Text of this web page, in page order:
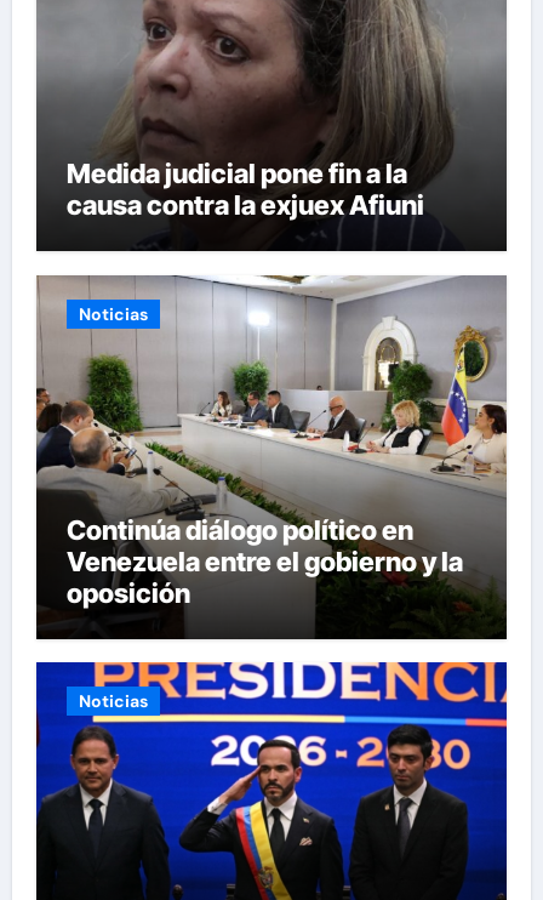
Medida judicial pone fin a la
causa contra la exjuex Afiuni
Noticias
Continúa diálogo político en
Venezuela entre el gobierno y la
oposición
Noticias